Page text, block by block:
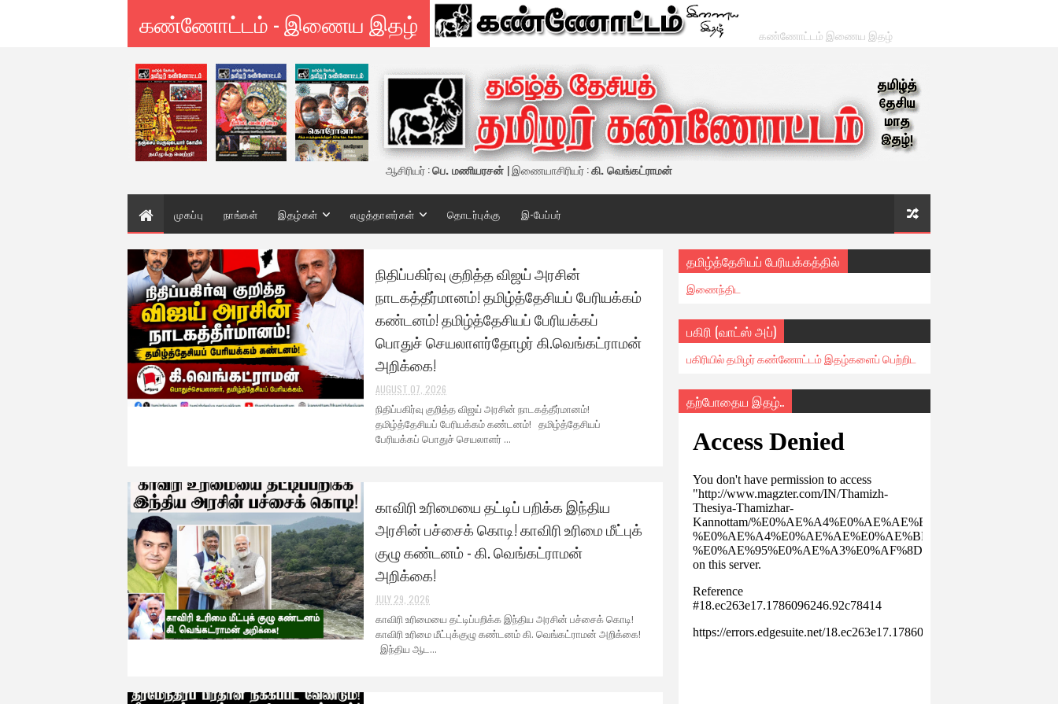
கண்ணோட்டம் - இணைய இதழ் கண்ணோட்டம் இணைய இதழ்
ஆசிரியர் :பெ. மணியரசன் | இணையாசிரியர் :கி. வெங்கட்ராமன்
முகப்பு நாங்கள் இதழ்கள் எழுத்தாளர்கள் தொடர்புக்கு இ-பேப்பர்
நிதிப்பகிர்வு குறித்த விஜய் அரசின்
நாடகத்தீர்மானம்! தமிழ்த்தேசியப் பேரியக்கம்
கண்டனம்! தமிழ்த்தேசியப் பேரியக்கப்
பொதுச் செயலாளர்தோழர் கி.வெங்கட்ராமன்
அறிக்கை!
AUGUST 07, 2026
நிதிப்பகிர்வு குறித்த விஜய் அரசின் நாடகத்தீர்மானம்!
தமிழ்த்தேசியப் பேரியக்கம் கண்டனம்! தமிழ்த்தேசியப்
பேரியக்கப் பொதுச் செயலாளர் ...
காவிரி உரிமையை தட்டிப் பறிக்க இந்திய
அரசின் பச்சைக் கொடி! காவிரி உரிமை மீட்புக்
குழு கண்டனம் - கி. வெங்கட்ராமன்
அறிக்கை!
JULY 29, 2026
காவிரி உரிமையை தட்டிப்பறிக்க இந்திய அரசின் பச்சைக் கொடி!
காவிரி உரிமை மீட்புக்குழு கண்டனம் கி. வெங்கட்ராமன் அறிக்கை!
இந்திய ஆட...
தமிழ்த்தேசியப் பேரியக்கத்தில்
இணைந்திட
பகிரி (வாட்ஸ் அப்)
பகிரியில் தமிழர் கண்ணோட்டம் இதழ்களைப் பெற்றிட
தற்போதைய இதழ்..